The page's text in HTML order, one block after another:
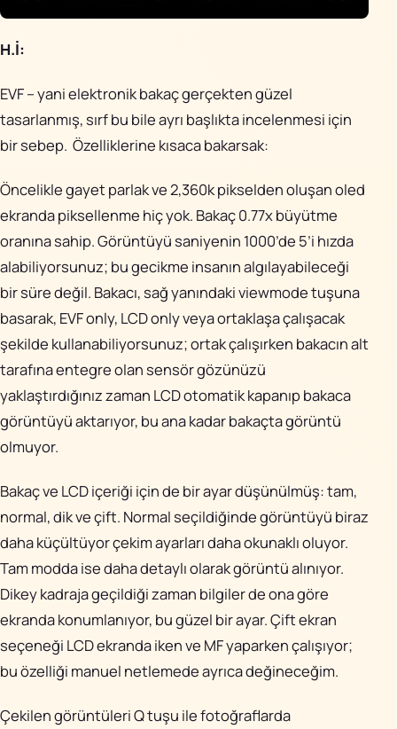
H.İ:
EVF – yani elektronik bakaç gerçekten güzel
tasarlanmış, sırf bu bile ayrı başlıkta incelenmesi için
bir sebep. Özelliklerine kısaca bakarsak:
Öncelikle gayet parlak ve 2,360k pikselden oluşan oled
ekranda piksellenme hiç yok. Bakaç 0.77x büyütme
oranına sahip. Görüntüyü saniyenin 1000’de 5’i hızda
alabiliyorsunuz; bu gecikme insanın algılayabileceği
bir süre değil. Bakacı, sağ yanındaki viewmode tuşuna
basarak, EVF only, LCD only veya ortaklaşa çalışacak
şekilde kullanabiliyorsunuz; ortak çalışırken bakacın alt
tarafına entegre olan sensör gözünüzü
yaklaştırdığınız zaman LCD otomatik kapanıp bakaca
görüntüyü aktarıyor, bu ana kadar bakaçta görüntü
olmuyor.
Bakaç ve LCD içeriği için de bir ayar düşünülmüş: tam,
normal, dik ve çift. Normal seçildiğinde görüntüyü biraz
daha küçültüyor çekim ayarları daha okunaklı oluyor.
Tam modda ise daha detaylı olarak görüntü alınıyor.
Dikey kadraja geçildiği zaman bilgiler de ona göre
ekranda konumlanıyor, bu güzel bir ayar. Çift ekran
seçeneği LCD ekranda iken ve MF yaparken çalışıyor;
bu özelliği manuel netlemede ayrıca değineceğim.
Çekilen görüntüleri Q tuşu ile fotoğraflarda